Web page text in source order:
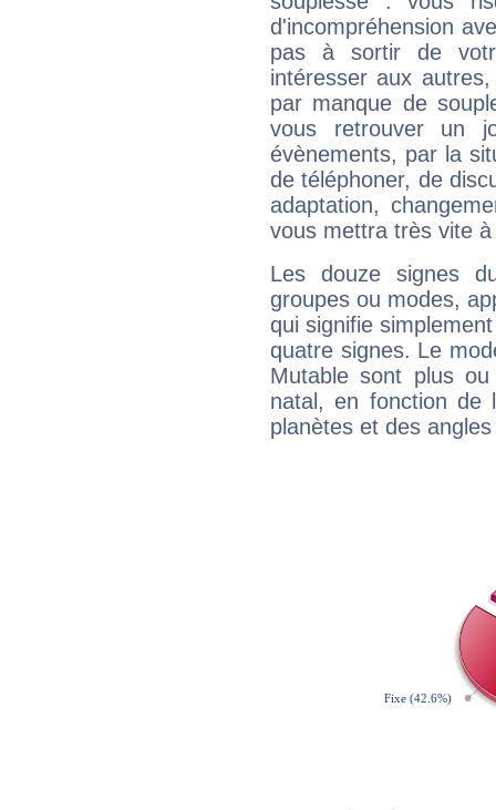
d'incompréhension
pas à sortir de
intéresser aux
par manque de
vous retrouver un
évènements, par la
de téléphoner, de
adaptation,
vous mettra très vite
Les douze signes
groupes ou modes,
qui signifie
quatre signes. Le
Mutable sont plus
natal, en fonction de
planètes et des